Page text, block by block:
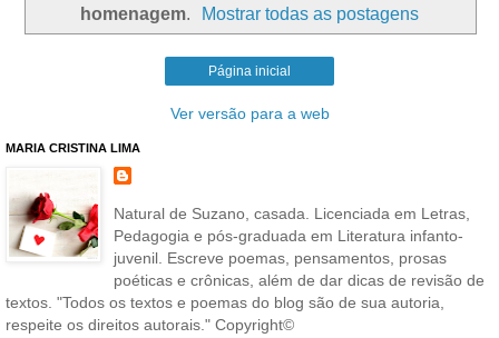
homenagem. Mostrar todas as postagens
Página inicial
Ver versão para a web
MARIA CRISTINA LIMA
Natural de Suzano, casada. Licenciada em Letras,
Pedagogia e pós-graduada em Literatura infanto-
juvenil. Escreve poemas, pensamentos, prosas
poéticas e crônicas, além de dar dicas de revisão de
textos. "Todos os textos e poemas do blog são de sua autoria,
respeite os direitos autorais." Copyright©